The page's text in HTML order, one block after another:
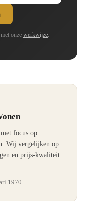
onze werkwijze.
focus op
Wij vergelijken op
en prijs-kwaliteit.
1970